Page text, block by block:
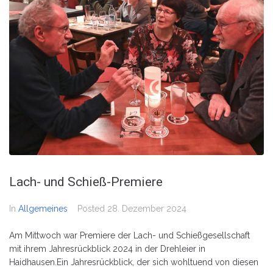
Lach- und Schieß-Premiere
In Allgemeines Posted 28. Dezember 2024
Am Mittwoch war Premiere der Lach- und Schießgesellschaft
mit ihrem Jahresrückblick 2024 in der Drehleier in
Haidhausen.Ein Jahresrückblick, der sich wohltuend von diesen